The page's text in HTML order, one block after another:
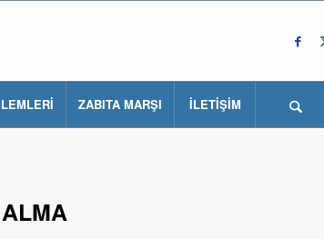
ZABITA MARŞI İLETİŞİM